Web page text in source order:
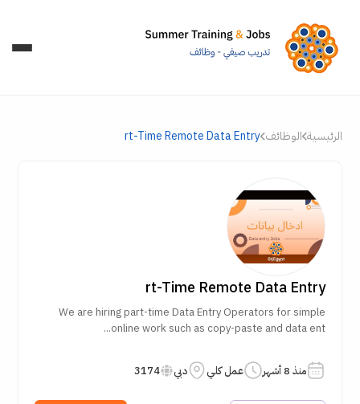
الرئيسية الوظائف rt-Time Remote Data Entry
rt-Time Remote Data Entry
We are hiring part-time Data Entry Operators for simple
online work such as copy-paste and data ent...
منذ 8 أشهر عمل كلي دبي 3174